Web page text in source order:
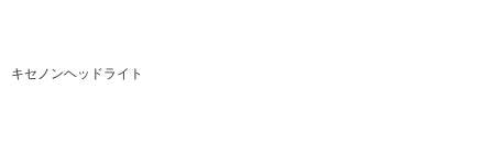
キセノンヘッドライト